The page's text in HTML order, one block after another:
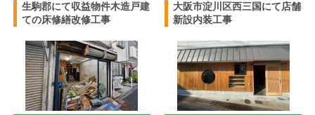
生駒郡にて収益物件木造戸建
ての床修繕改修工事
大阪市淀川区西三国にて店舗
新設内装工事